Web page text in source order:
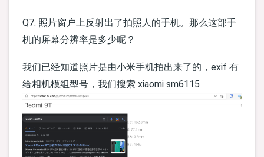
Q7: 照片窗户上反射出了拍照人的手机。那么这部手
机的屏幕分辨率是多少呢？
我们已经知道照片是由小米手机拍出来了的，exif 有
给相机模组型号，我们搜索 xiaomi sm6115